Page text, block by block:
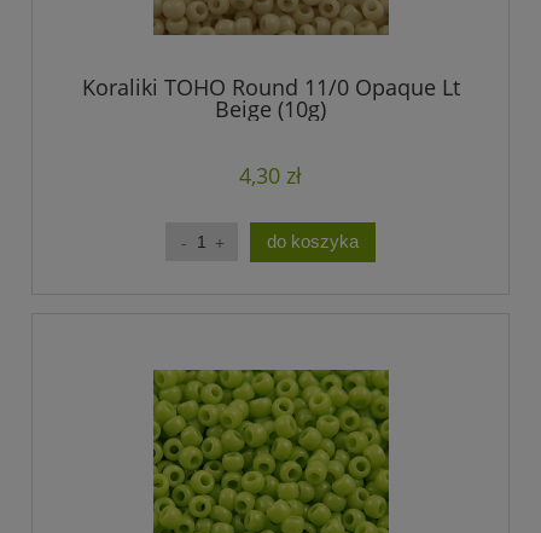
Koraliki TOHO Round 11/0 Opaque Lt
Beige (10g)
4,30 zł
do koszyka